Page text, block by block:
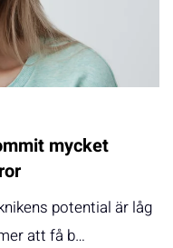
mycket
potential är låg
att få b…